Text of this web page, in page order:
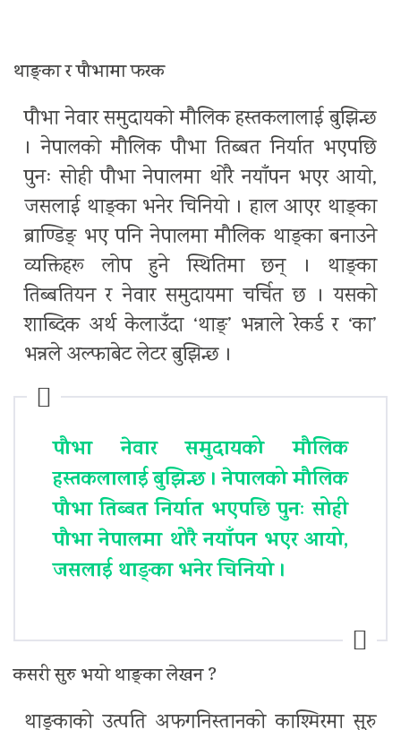
थाङ्का र पौभामा फरक
पौभा नेवार समुदायको मौलिक हस्तकलालाई बुझिन्छ
। नेपालको मौलिक पौभा तिब्बत निर्यात भएपछि
पुनः सोही पौभा नेपालमा थोरै नयाँपन भएर आयो,
जसलाई थाङ्का भनेर चिनियो । हाल आएर थाङ्का
ब्राण्डिङ् भए पनि नेपालमा मौलिक थाङ्का बनाउने
व्यक्तिहरू लोप हुने स्थितिमा छन् । थाङ्का
तिब्बतियन र नेवार समुदायमा चर्चित छ । यसको
शाब्दिक अर्थ केलाउँदा ‘थाङ्’ भन्नाले रेकर्ड र ‘का’
भन्नले अल्फाबेट लेटर बुझिन्छ ।
पौभा नेवार समुदायको मौलिक
हस्तकलालाई बुझिन्छ । नेपालको मौलिक
पौभा तिब्बत निर्यात भएपछि पुनः सोही
पौभा नेपालमा थोरै नयाँपन भएर आयो,
जसलाई थाङ्का भनेर चिनियो ।
कसरी सुरु भयो थाङ्का लेखन ?
थाङ्काको उत्पति अफगनिस्तानको काश्मिरमा सुरु